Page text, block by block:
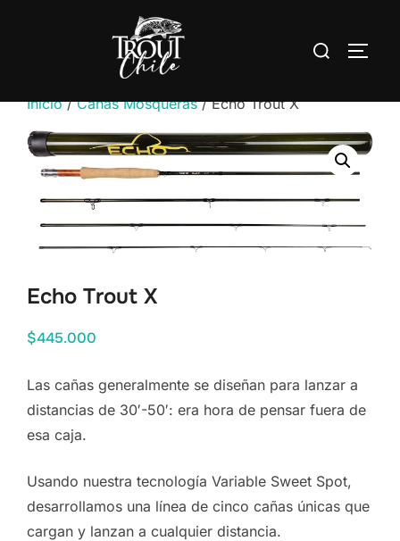
Buscar:
Inicio/Cañas Mosqueras/ Echo Trout X
Echo Trout X
$445.000
Las cañas generalmente se diseñan para lanzar a
distancias de 30′-50′: era hora de pensar fuera de
esa caja.
Usando nuestra tecnología Variable Sweet Spot,
desarrollamos una línea de cinco cañas únicas que
cargan y lanzan a cualquier distancia.